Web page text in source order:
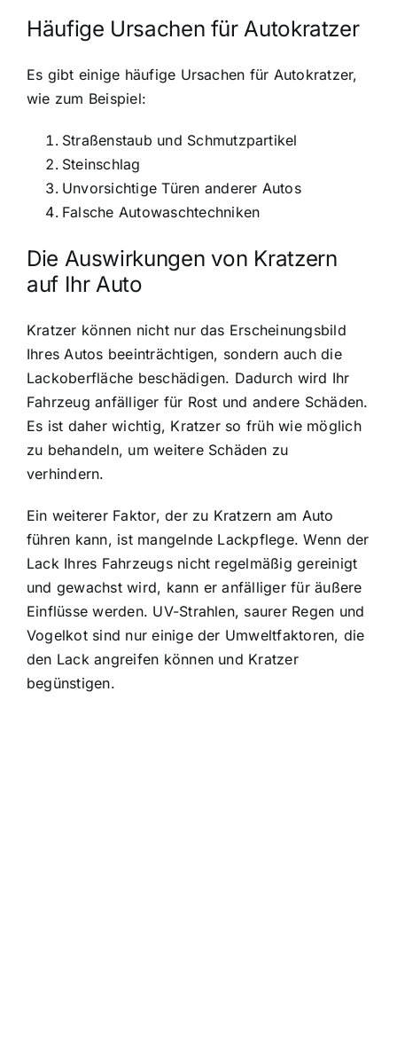
Häufige Ursachen für Autokratzer
Es gibt einige häufige Ursachen für Autokratzer,
wie zum Beispiel:
Straßenstaub und Schmutzpartikel
Steinschlag
Unvorsichtige Türen anderer Autos
Falsche Autowaschtechniken
Die Auswirkungen von Kratzern
auf Ihr Auto
Kratzer können nicht nur das Erscheinungsbild
Ihres Autos beeinträchtigen, sondern auch die
Lackoberfläche beschädigen. Dadurch wird Ihr
Fahrzeug anfälliger für Rost und andere Schäden.
Es ist daher wichtig, Kratzer so früh wie möglich
zu behandeln, um weitere Schäden zu
verhindern.
Ein weiterer Faktor, der zu Kratzern am Auto
führen kann, ist mangelnde Lackpflege. Wenn der
Lack Ihres Fahrzeugs nicht regelmäßig gereinigt
und gewachst wird, kann er anfälliger für äußere
Einflüsse werden. UV-Strahlen, saurer Regen und
Vogelkot sind nur einige der Umweltfaktoren, die
den Lack angreifen können und Kratzer
begünstigen.